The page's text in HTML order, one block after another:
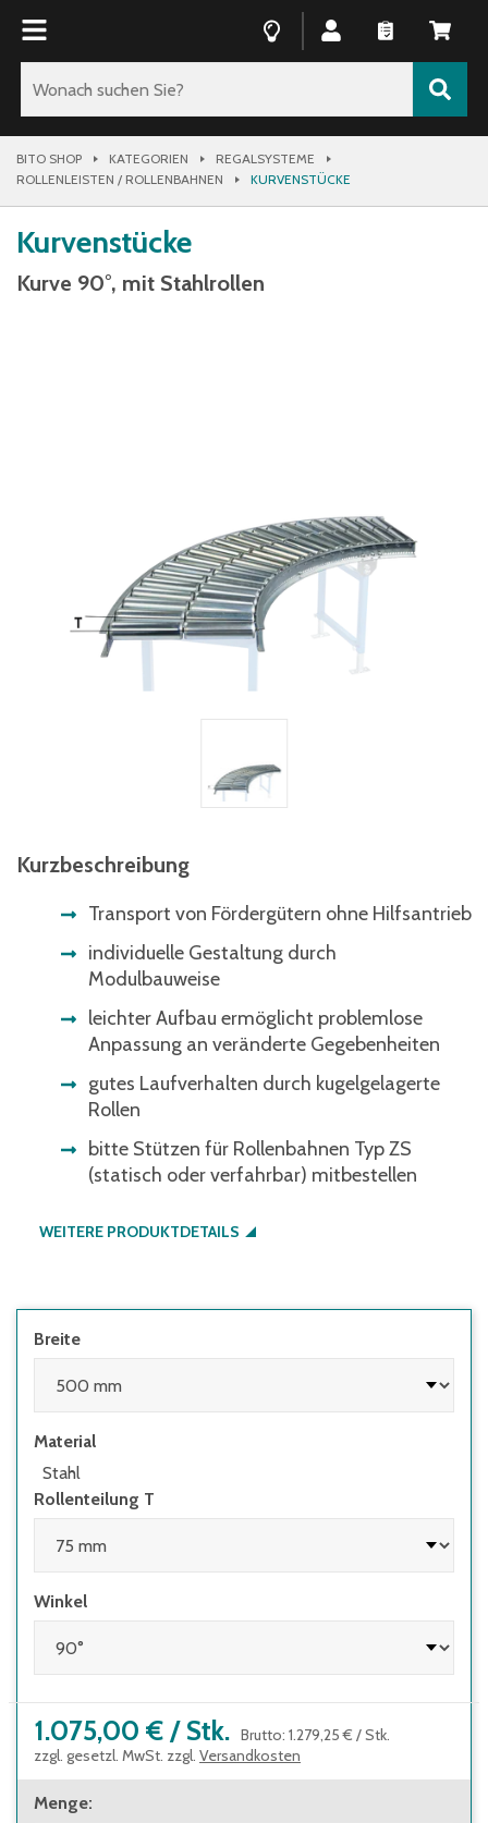
BITO SHOP KATEGORIEN
REGALSYSTEME
ROLLENLEISTEN / ROLLENBAHNEN
KURVENSTÜCKE
Kurvenstücke
Kurve 90°, mit Stahlrollen
Kurzbeschreibung
Transport von Fördergütern ohne Hilfsantrieb
individuelle Gestaltung durch
Modulbauweise
leichter Aufbau ermöglicht problemlose
Anpassung an veränderte Gegebenheiten
gutes Laufverhalten durch kugelgelagerte
Rollen
bitte Stützen für Rollenbahnen Typ ZS
(statisch oder verfahrbar) mitbestellen
WEITERE PRODUKTDETAILS
Breite
Material
Stahl
Rollenteilung T
Winkel
1.075,00 € / Stk. Brutto: 1.279,25 € /Stk.
zzgl. gesetzl. MwSt. zzgl. Versandkosten
Menge: